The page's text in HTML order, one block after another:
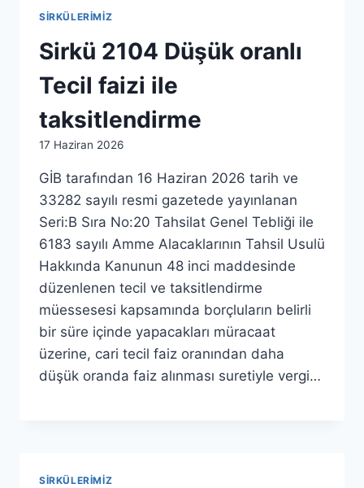
SIRKÜLERIMIZ
Sirkü 2104 Düşük oranlı
Tecil faizi ile
taksitlendirme
By
17 Haziran 2026
GİB tarafından 16 Haziran 2026 tarih ve
33282 sayılı resmi gazetede yayınlanan
Seri:B Sıra No:20 Tahsilat Genel Tebliği ile
6183 sayılı Amme Alacaklarının Tahsil Usulü
Hakkında Kanunun 48 inci maddesinde
düzenlenen tecil ve taksitlendirme
müessesesi kapsamında borçluların belirli
bir süre içinde yapacakları müracaat
üzerine, cari tecil faiz oranından daha
düşük oranda faiz alınması suretiyle vergi…
SIRKÜLERIMIZ